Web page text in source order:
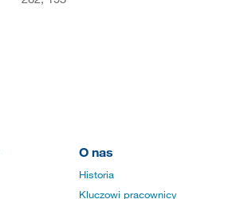
O nas
Historia
Kluczowi pracownicy